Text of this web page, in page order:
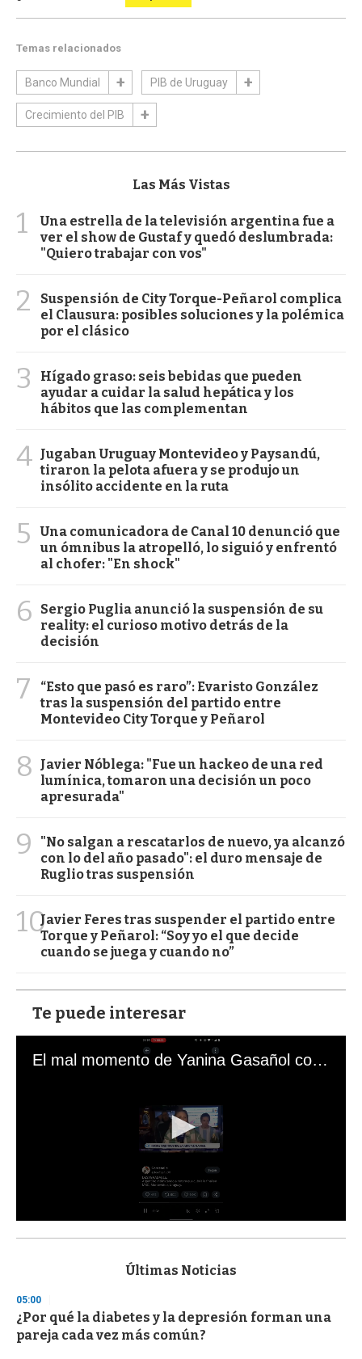
Temas relacionados
Banco Mundial PIB de Uruguay
Crecimiento del PIB
Las Más Vistas
1
Una estrella de la televisión argentina fue a
ver el show de Gustaf y quedó deslumbrada:
"Quiero trabajar con vos"
2
Suspensión de City Torque-Peñarol complica
el Clausura: posibles soluciones y la polémica
por el clásico
3
Hígado graso: seis bebidas que pueden
ayudar a cuidar la salud hepática y los
hábitos que las complementan
4 Jugaban Uruguay Montevideo y Paysandú,
tiraron la pelota afuera y se produjo un
insólito accidente en la ruta
5
Una comunicadora de Canal 10 denunció que
un ómnibus la atropelló, lo siguió y enfrentó
al chofer: "En shock"
6
Sergio Puglia anunció la suspensión de su
reality: el curioso motivo detrás de la
decisión
7
“Esto que pasó es raro”: Evaristo González
tras la suspensión del partido entre
Montevideo City Torque y Peñarol
8
Javier Nóblega: "Fue un hackeo de una red
lumínica, tomaron una decisión un poco
apresurada"
9
"No salgan a rescatarlos de nuevo, ya alcanzó
con lo del año pasado": el duro mensaje de
Ruglio tras suspensión
10Javier Feres tras suspender el partido entre
Torque y Peñarol: “Soy yo el que decide
cuando se juega y cuando no”
Te puede interesar
El mal momento de Yanina Gasañol con un hincha argentino en "Subrayado"
s
d
s
o
f
Últimas Noticias
05:00
¿Por qué la diabetes y la depresión forman una
pareja cada vez más común?